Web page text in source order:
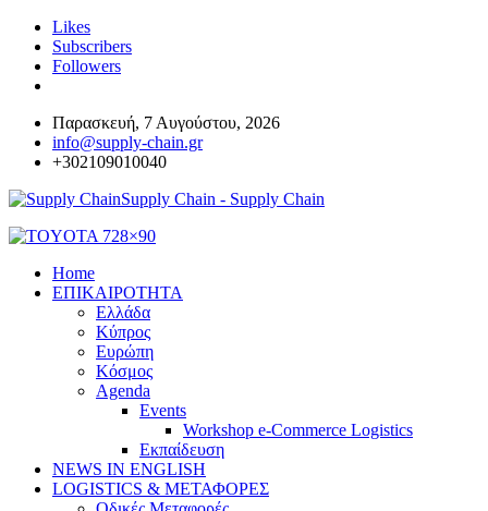
Likes
Subscribers
Followers
Παρασκευή, 7 Αυγούστου, 2026
info@supply-chain.gr
+302109010040
Supply Chain - Supply Chain
Home
ΕΠΙΚΑΙΡΟΤΗΤΑ
Ελλάδα
Κύπρος
Ευρώπη
Κόσμος
Agenda
Events
Workshop e-Commerce Logistics
Εκπαίδευση
NEWS IN ENGLISH
LOGISTICS & ΜΕΤΑΦΟΡΕΣ